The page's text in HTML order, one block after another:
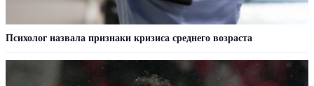
Психолог назвала признаки кризиса среднего возраста